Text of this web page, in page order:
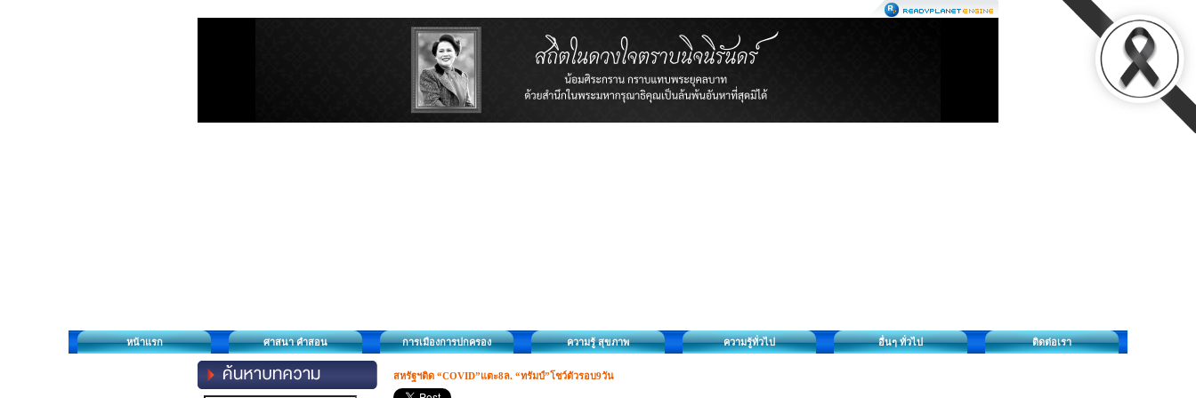
หน้าแรก ศาสนา คำสอน การเมืองการปกครอง ความรู้ สุขภาพ ความรู้ทั่วไป อื่นๆ ทั่วไป ติดต่อเรา
สหรัฐฯติด “COVID”แตะ8ล. “ทรัมป์”โชว์ตัวรอบ9วัน